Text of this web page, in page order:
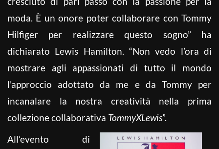
moda. È un onore poter collaborare con Tommy
Hilfiger per realizzare questo sogno” ha
dichiarato Lewis Hamilton. “Non vedo l’ora di
mostrare agli appassionati di tutto il mondo
l’approccio adottato da me e da Tommy per
incanalare la nostra creatività nella prima
collezione collaborativa TommyXLewis”.
All’evento di